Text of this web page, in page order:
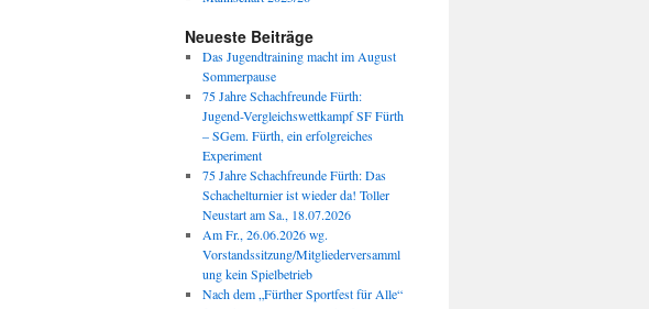
Neueste Beiträge
Das Jugendtraining macht im August
Sommerpause
75 Jahre Schachfreunde Fürth:
Jugend-Vergleichswettkampf SF Fürth
– SGem. Fürth, ein erfolgreiches
Experiment
75 Jahre Schachfreunde Fürth: Das
Schachelturnier ist wieder da! Toller
Neustart am Sa., 18.07.2026
Am Fr., 26.06.2026 wg.
Vorstandssitzung/Mitgliederversamml
ung kein Spielbetrieb
Nach dem „Fürther Sportfest für Alle“